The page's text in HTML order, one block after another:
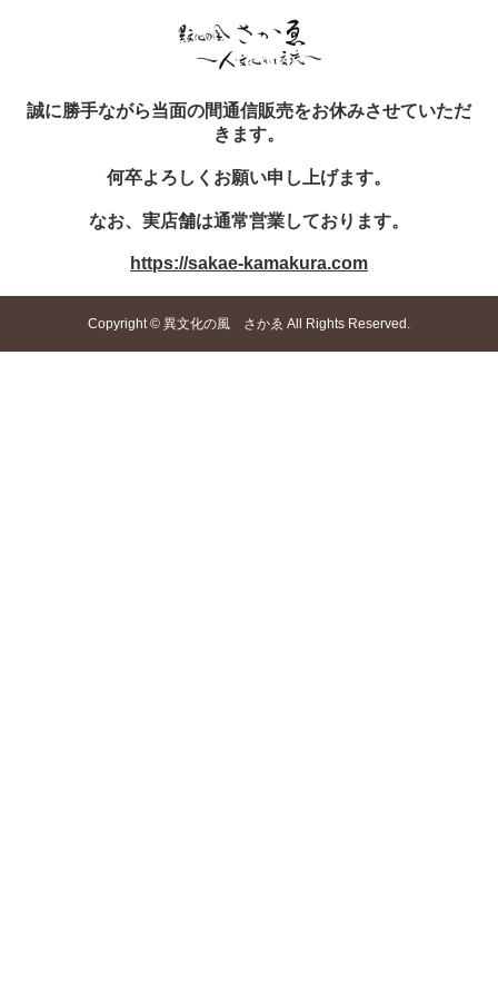
誠に勝手ながら当面の間通信販売をお休みさせていただ
きます。
何卒よろしくお願い申し上げます。
なお、実店舗は通常営業しております。
https://sakae-kamakura.com
Copyright © 異文化の風 さかゑ All Rights Reserved.